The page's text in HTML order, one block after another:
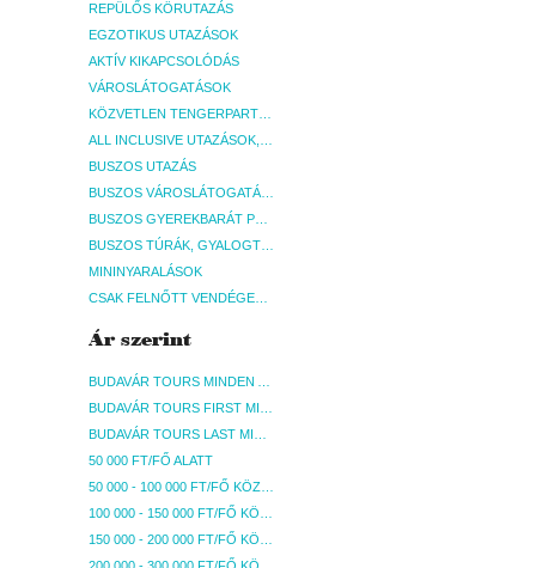
REPÜLŐS KÖRUTAZÁS
EGZOTIKUS UTAZÁSOK
AKTÍV KIKAPCSOLÓDÁS
VÁROSLÁTOGATÁSOK
BUSZOS UTAZÁS
MININYARALÁSOK
Ár szerint
50 000 FT/FŐ ALATT